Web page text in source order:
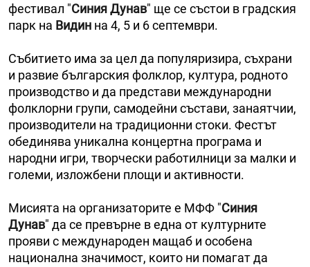
фестивал "Синия Дунав" ще се състои в градския
парк на Видин на 4, 5 и 6 септември.
Събитието има за цел да популяризира, съхрани
и развие българския фолклор, култура, родното
производство и да представи международни
фолклорни групи, самодейни състави, занаятчии,
производители на традиционни стоки. Фестът
обединява уникална концертна програма и
народни игри, творчески работилници за малки и
големи, изложбени площи и активности.
Мисията на организаторите е МФФ "Синия
Дунав" да се превърне в една от културните
прояви с международен мащаб и особена
национална значимост, които ни помагат да